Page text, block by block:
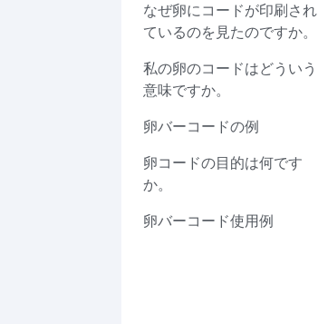
なぜ卵にコードが印刷され
ているのを見たのですか。
私の卵のコードはどういう
意味ですか。
卵バーコードの例
卵コードの目的は何です
か。
卵バーコード使用例